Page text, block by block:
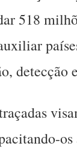
518
detecção